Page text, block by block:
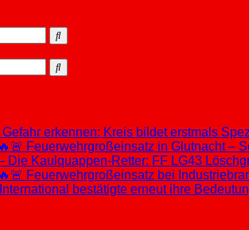
erkennen: Kreis bildet erstmals
Feuerwehrgroßeinsatz in Glutnacht –
Die Kaulquappen-Retter: FF LG43
Feuerwehrgroßeinsatz bei
bestätigte erneut ihre